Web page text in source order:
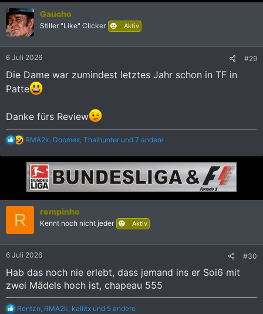
k
t
i
o
n
:
Gaucho
Stiller "Like" Clicker Aktiv
6 Juli 2026 #29
Die Dame war zumindest letztes Jahr schon in TF in
Patte
Danke fürs Review
R
a
k
n
e
n
:
RMA2k, Doomex, Thaihunter und 7 andere
R rempinho
Kennt noch nicht jeder Aktiv
6 Juli 2026 #30
Hab das noch nie erlebt, dass jemand ins er Soi6 mit
zwei Mädels hoch ist, chapeau 555
R
Rentzo, RMA2k, kallitx und 5 andere